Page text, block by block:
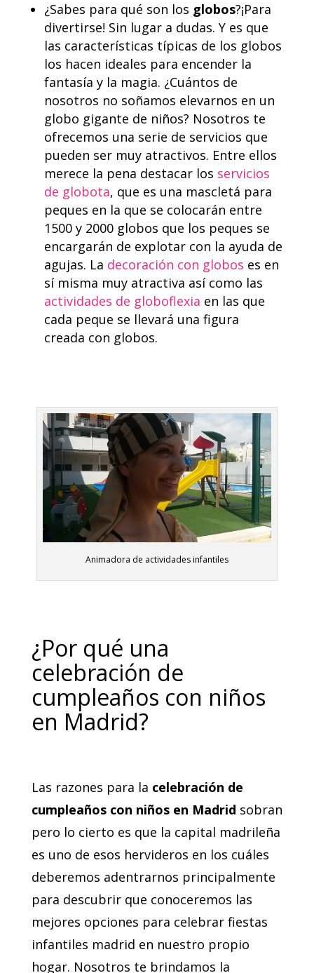
¿Sabes para qué son los globos?¡Para
divertirse! Sin lugar a dudas. Y es que
las características típicas de los globos
los hacen ideales para encender la
fantasía y la magia. ¿Cuántos de
nosotros no soñamos elevarnos en un
globo gigante de niños? Nosotros te
ofrecemos una serie de servicios que
pueden ser muy atractivos. Entre ellos
merece la pena destacar los servicios
de globota, que es una mascletá para
peques en la que se colocarán entre
1500 y 2000 globos que los peques se
encargarán de explotar con la ayuda de
agujas. La decoración con globos es en
sí misma muy atractiva así como las
actividades de globoflexia en las que
cada peque se llevará una figura
creada con globos.
Animadora de actividades infantiles
¿Por qué una
celebración de
cumpleaños con niños
en Madrid?
Las razones para la celebración de
cumpleaños con niños en Madrid sobran
pero lo cierto es que la capital madrileña
es uno de esos hervideros en los cuáles
deberemos adentrarnos principalmente
para descubrir que conoceremos las
mejores opciones para celebrar fiestas
infantiles madrid en nuestro propio
hogar. Nosotros te brindamos la